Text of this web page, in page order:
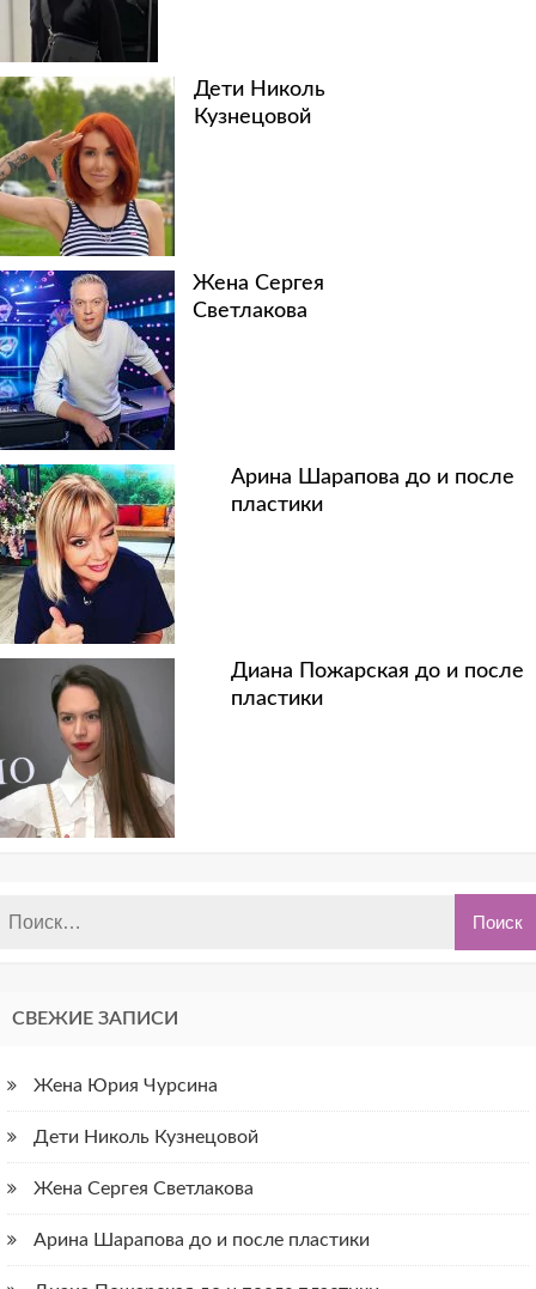
Дети Николь
Кузнецовой
Жена Сергея
Светлакова
Арина Шарапова до и после
пластики
Диана Пожарская до и после
пластики
СВЕЖИЕ ЗАПИСИ
Жена Юрия Чурсина
Дети Николь Кузнецовой
Жена Сергея Светлакова
Арина Шарапова до и после пластики